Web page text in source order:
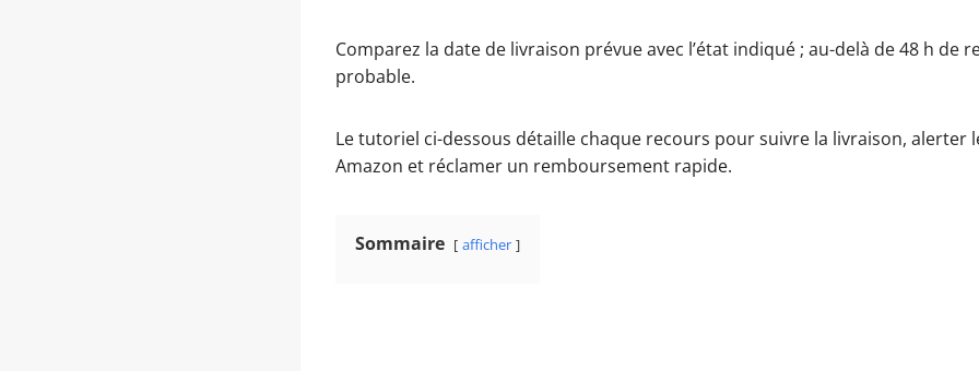
Comparez la date de livraison prévue avec l’état indiqué ; au-delà de 48 h de
probable.
Le tutoriel ci-dessous détaille chaque recours pour suivre la livraison, alerter
Amazon et réclamer un remboursement rapide.
Sommaire afficher